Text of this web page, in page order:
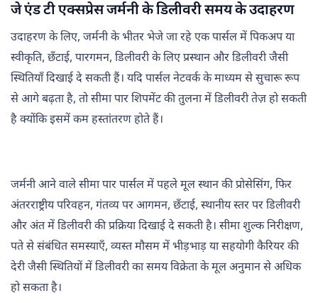
जे एंड टी एक्सप्रेस जर्मनी के डिलीवरी समय के उदाहरण
उदाहरण के लिए, जर्मनी के भीतर भेजे जा रहे एक पार्सल में पिकअप या
स्वीकृति, छँटाई, पारगमन, डिलीवरी के लिए प्रस्थान और डिलीवरी जैसी
स्थितियाँ दिखाई दे सकती हैं। यदि पार्सल नेटवर्क के माध्यम से सुचारू रूप
से आगे बढ़ता है, तो सीमा पार शिपमेंट की तुलना में डिलीवरी तेज़ हो सकती
है क्योंकि इसमें कम हस्तांतरण होते हैं।
जर्मनी आने वाले सीमा पार पार्सल में पहले मूल स्थान की प्रोसेसिंग, फिर
अंतरराष्ट्रीय परिवहन, गंतव्य पर आगमन, छँटाई, स्थानीय स्तर पर डिलीवरी
और अंत में डिलीवरी की प्रक्रिया दिखाई दे सकती है। सीमा शुल्क निरीक्षण,
पते से संबंधित समस्याएँ, व्यस्त मौसम में भीड़भाड़ या सहयोगी कैरियर की
देरी जैसी स्थितियों में डिलीवरी का समय विक्रेता के मूल अनुमान से अधिक
हो सकता है।